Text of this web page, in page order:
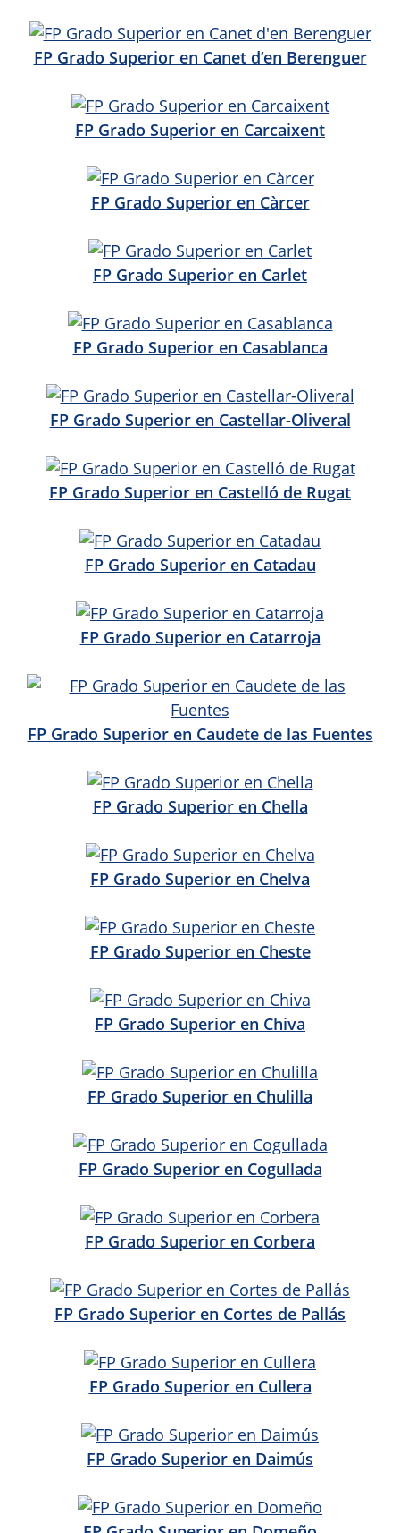
FP Grado Superior en Canet d’en Berenguer
FP Grado Superior en Carcaixent
FP Grado Superior en Càrcer
FP Grado Superior en Carlet
FP Grado Superior en Casablanca
FP Grado Superior en Castellar-Oliveral
FP Grado Superior en Castelló de Rugat
FP Grado Superior en Catadau
FP Grado Superior en Catarroja
FP Grado Superior en Caudete de las Fuentes
FP Grado Superior en Chella
FP Grado Superior en Chelva
FP Grado Superior en Cheste
FP Grado Superior en Chiva
FP Grado Superior en Chulilla
FP Grado Superior en Cogullada
FP Grado Superior en Corbera
FP Grado Superior en Cortes de Pallás
FP Grado Superior en Cullera
FP Grado Superior en Daimús